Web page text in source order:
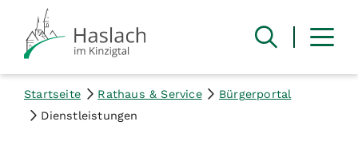
Startseite Rathaus & Service
Bürgerportal
Dienstleistungen